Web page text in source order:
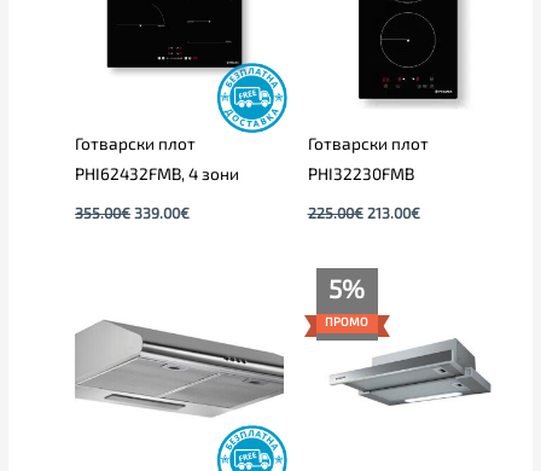
Готварски плот
PHI62432FMB, 4 зони
355.00€ 339.00€
Готварски плот
PHI32230FMB
225.00€ 213.00€
through
85.00€
5%
ПРОМО
through
199.00€